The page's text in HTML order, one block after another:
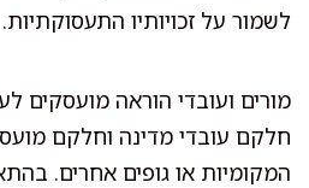
לשמור על זכויותיו התעסוקתיות.
מורים ועובדי הוראה מועסקים
חלקם עובדי מדינה וחלקם
המקומיות או גופים אחרים.